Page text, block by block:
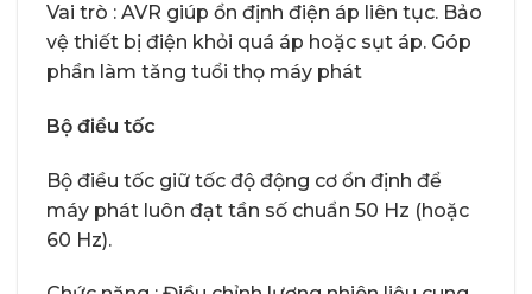
Vai trò : AVR giúp ổn định điện áp liên tục. Bảo
vệ thiết bị điện khỏi quá áp hoặc sụt áp. Góp
phần làm tăng tuổi thọ máy phát
Bộ điều tốc
Bộ điều tốc giữ tốc độ động cơ ổn định để
máy phát luôn đạt tần số chuẩn 50 Hz (hoặc
60 Hz).